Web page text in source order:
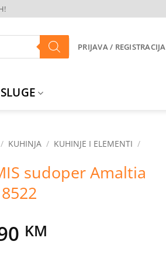
PRIJAVA / REGISTRACIJA
/ KUHINJA / KUHINJE I ELEMENTI /
sudoper Amaltia
KM